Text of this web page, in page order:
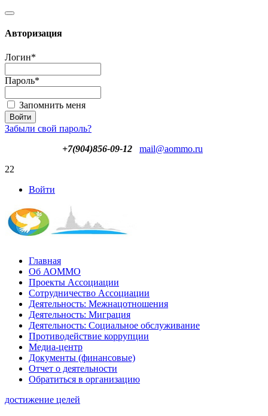
Авторизация
Логин*
Пароль*
Запомнить меня
Забыли свой пароль?
+7(904)856-09-12
mail@aommo.ru
22
Войти
Главная
Об АОММО
Проекты Ассоциации
Сотрудничество Ассоциации
Деятельность: Межнацотношения
Деятельность: Миграция
Деятельность: Социальное обслуживание
Противодействие коррупции
Медиа-центр
Документы (финансовые)
Отчет о деятельности
Обратиться в организацию
достижение целей